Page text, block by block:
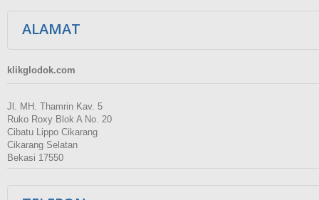
ALAMAT
klikglodok.com
Jl. MH. Thamrin Kav. 5
Ruko Roxy Blok A No. 20
Cibatu Lippo Cikarang
Cikarang Selatan
Bekasi 17550